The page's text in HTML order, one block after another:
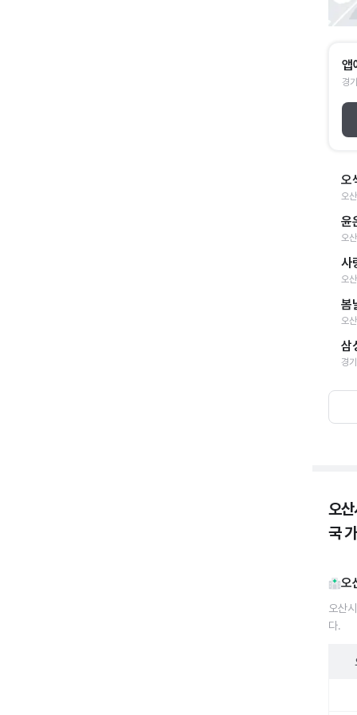
앱
경
오
오
윤
오
사
오
봄
오
삼
경
오
국
오
오산
다.